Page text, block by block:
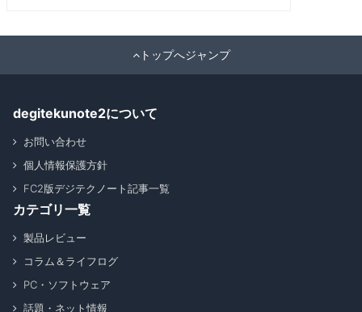
トップへジャンプ
degitekunote2について
お問い合わせ
個人情報保護方針
FC2版デジテクノート記事一覧
カテゴリ一覧
製品レビュー
コラム＆ライフログ
PC・ソフトウェア
話題・ネット情報